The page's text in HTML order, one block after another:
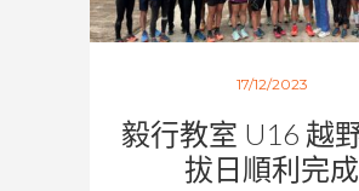
17/12/2023
毅行教室 U16 越
拔日順利完成